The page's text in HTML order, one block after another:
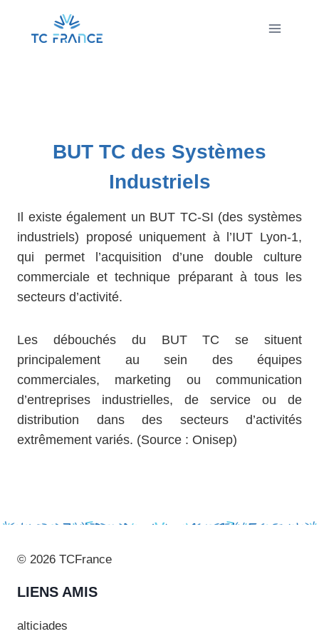
contenu
BUT TC des Systèmes
Industriels
Il existe également un BUT TC-SI (des systèmes
industriels) proposé uniquement à l’IUT Lyon-1,
qui permet l’acquisition d’une double culture
commerciale et technique préparant à tous les
secteurs d’activité.
Les débouchés du BUT TC se situent
principalement au sein des équipes
commerciales, marketing ou communication
d’entreprises industrielles, de service ou de
distribution dans des secteurs d’activités
extrêmement variés. (Source : Onisep)
© 2026 TCFrance
LIENS AMIS
alticiades